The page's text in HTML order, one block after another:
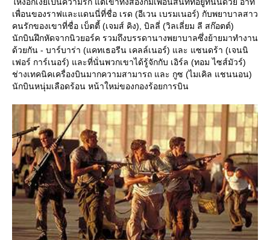
ห้งอกเงยเป็นความรัก แต่เขาทั้งสองก็มีเพื่อนสนิทที่อยู่ที่นั่นด้วย อาทิ
เพื่อนของราฟและแดนนี่ที่ชื่อ เรด (อีเวน เบรมเนอร์) กับพยาบาลสาว
คนรักของเขาที่ชื่อ เบ็ตตี้ (เจมส์ คิง), บิลลี่ (วิลเลี่ยม ลี สก๊อตต์)
นักบินฝึกหัดจากนิวยอร์ค รวมถึงบรรดานางพยาบาลซึ่งย้ายมาทำงาน
ด้วยกัน - บาร์บาร่า (แคทเธอรีน เคลล์เนอร์) และ แซนดร้า (เจนนิ
เฟอร์ การ์เนอร์) และที่นั่นพวกเขาได้รู้จักกับ เอิร์ล (ทอม ไซส์มัวร์)
ช่างเทคนิคเครื่องบินมากความสามารถ และ กูซ (ไมเคิล แชนนอน)
นักบินหนุ่มเลือดร้อน หน้าใหม่ของกองร้อยการบิน